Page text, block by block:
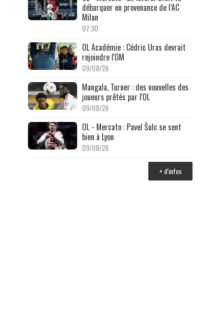
débarquer en provenance de l’AC
Milan
07:30
OL Académie : Cédric Uras devrait
rejoindre l'OM
09/08/26
Mangala, Turner : des nouvelles des
joueurs prêtés par l'OL
09/08/26
OL - Mercato : Pavel Šulc se sent
bien à Lyon
09/08/26
+ d'infos